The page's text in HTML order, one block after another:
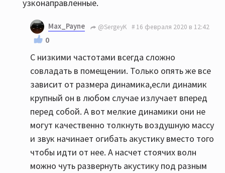
узконаправленные.
Max_Payne @SergeyK 16 февраля 2020 в 12:42
0
С низкими частотами всегда сложно
совладать в помещении. Только опять же все
зависит от размера динамика,если динамик
крупный он в любом случае излучает вперед
перед собой. А вот мелкие динамики они не
могут качественно толкнуть воздушную массу
и звук начинает огибать акустику вместо того
чтобы идти от нее. А насчет стоячих волн
можно чуть развернуть акустику под разным